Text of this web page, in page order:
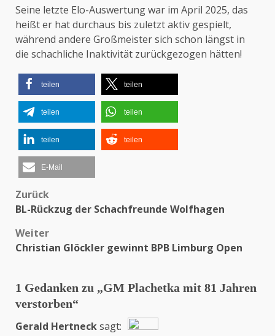
Seine letzte Elo-Auswertung war im April 2025, das
heißt er hat durchaus bis zuletzt aktiv gespielt,
während andere Großmeister sich schon längst in
die schachliche Inaktivität zurückgezogen hätten!
teilen teilen
teilen teilen
teilen teilen
E-Mail
Beitragsnavigation
Zurück
BL-Rückzug der Schachfreunde Wolfhagen
Weiter
Christian Glöckler gewinnt BPB Limburg Open
1 Gedanken zu „GM Plachetka mit 81 Jahren
verstorben“
Gerald Hertnecksagt: